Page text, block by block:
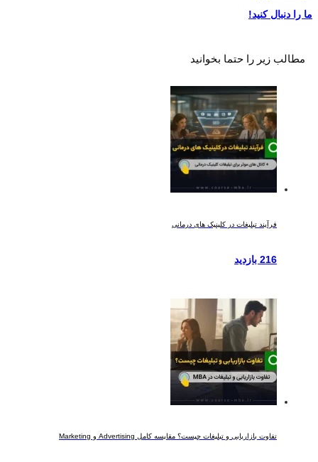
ما را دنبال کنید!
مطالب زیر را حتما بخوانید
فرآیند تبلیغات در کلینیک های درمانی
216 بازدید
تفاوت بازاریابی و تبلیغات چیست؟ مقایسه کامل Advertising و Marketing